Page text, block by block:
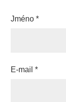
Jméno*
E-mail*